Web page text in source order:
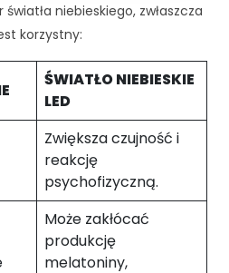
niebieskiego, zwłaszcza
korzystny:
ŚWIATŁO NIEBIESKIE
LED
Zwiększa czujność i
reakcję
psychofizyczną.
Może zakłócać
produkcję
melatoniny,